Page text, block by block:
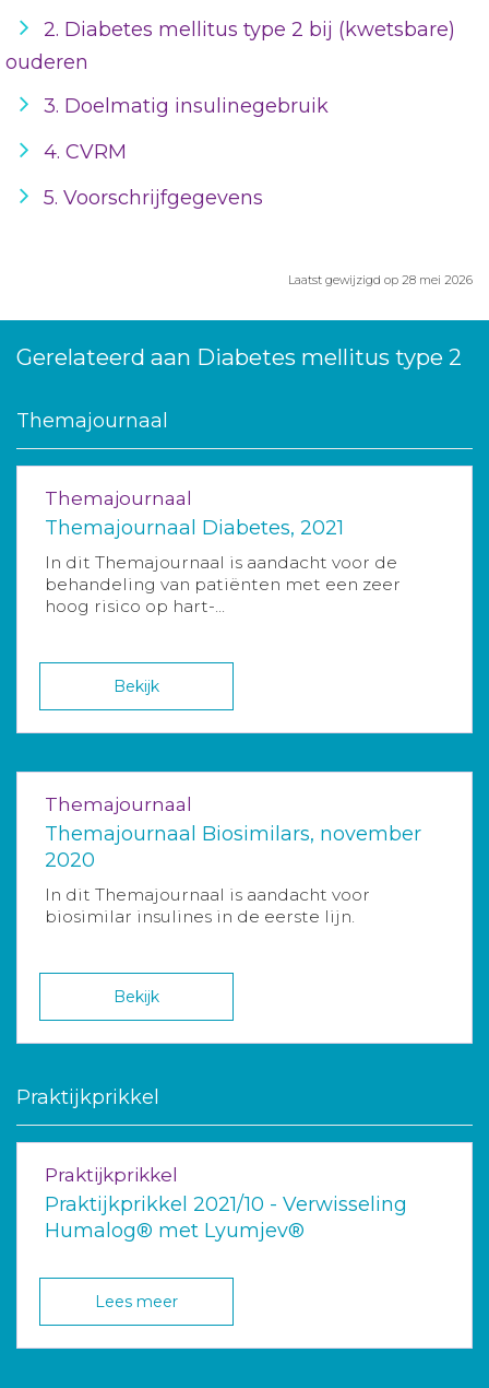
2. Diabetes mellitus type 2 bij (kwetsbare)
ouderen
3. Doelmatig insulinegebruik
4. CVRM
5. Voorschrijfgegevens
Laatst gewijzigd op 28 mei 2026
Gerelateerd aan Diabetes mellitus type 2
Themajournaal
Themajournaal
Themajournaal Diabetes, 2021
In dit Themajournaal is aandacht voor de
behandeling van patiënten met een zeer
hoog risico op hart-...
Bekijk
Themajournaal
Themajournaal Biosimilars, november
2020
In dit Themajournaal is aandacht voor
biosimilar insulines in de eerste lijn.
Bekijk
Praktijkprikkel
Praktijkprikkel
Praktijkprikkel 2021/10 - Verwisseling
Humalog® met Lyumjev®
Lees meer